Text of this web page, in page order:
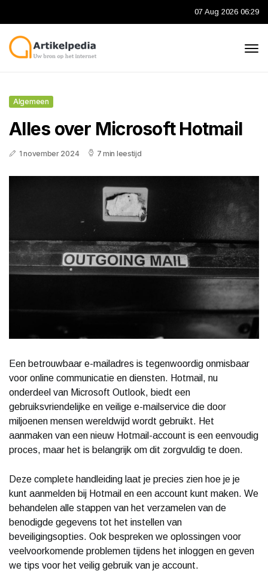
07 Aug 2026 06:29
Algemeen
Alles over Microsoft Hotmail
1 november 2024 7 min leestijd
Een betrouwbaar e-mailadres is tegenwoordig onmisbaar
voor online communicatie en diensten. Hotmail, nu
onderdeel van Microsoft Outlook, biedt een
gebruiksvriendelijke en veilige e-mailservice die door
miljoenen mensen wereldwijd wordt gebruikt. Het
aanmaken van een nieuw Hotmail-account is een eenvoudig
proces, maar het is belangrijk om dit zorgvuldig te doen.
Deze complete handleiding laat je precies zien hoe je je
kunt aanmelden bij Hotmail en een account kunt maken. We
behandelen alle stappen van het verzamelen van de
benodigde gegevens tot het instellen van
beveiligingsopties. Ook bespreken we oplossingen voor
veelvoorkomende problemen tijdens het inloggen en geven
we tips voor het veilig gebruik van je account.